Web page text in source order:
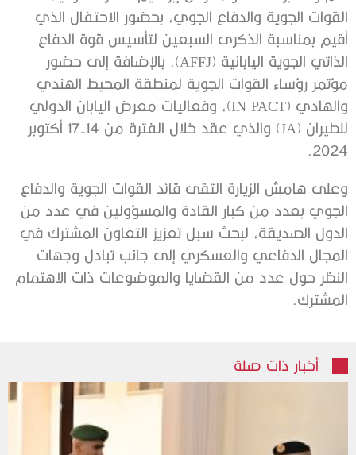
القوات الجوية والدفاع الجوي، بحضور الاحتفال الذي
أقيم بمناسبة الذكرى السبعين لتأسيس قوة الدفاع
الذاتي الجوية اليابانية (AFFJ). بالإضافة إلى حضور
مؤتمر رؤساء القوات الجوية لمنطقة المحيط الهندي
والهادي (IN PACT)، وفعاليات معرض اليابان الدولي
للطيران (JA) والذي عقد خلال الفترة من 14-17 أكتوبر
2024.
وعلى هامش الزيارة التقى قائد القوات الجوية والدفاع
الجوي بعدد من كبار القادة والمسؤولين في عدد من
الدول الصديقة، لبحث سبل تعزيز التعاون المشترك في
المجال الدفاعي والعسكري إلى جانب تبادل وجهات
النظر حول عدد من القضايا والموضوعات ذات الاهتمام
المشترك.
أخبار ذات صلة